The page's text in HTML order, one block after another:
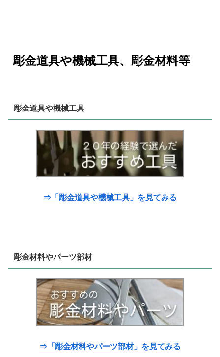
彫金道具や機械工具、彫金材料等
彫金道具や機械工具
⇒「彫金道具や機械工具」を見てみる
彫金材料やパーツ部材
⇒「彫金材料やパーツ部材」を見てみる